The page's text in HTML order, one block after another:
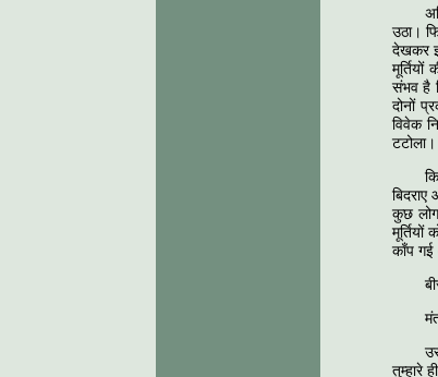
उठा।
देखकर
संभव है
दोनों
विवेक
टटोला।
कुछ
काँप
तुम्हारे